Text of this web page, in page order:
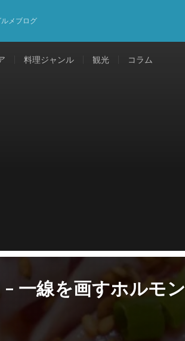
メブログ
料理ジャンル 観光 コラム
一線を画すホルモン